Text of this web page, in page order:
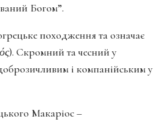
Богом”.
походження та означає
). Скромний та чесний у
і компанійським у
Макаріос –